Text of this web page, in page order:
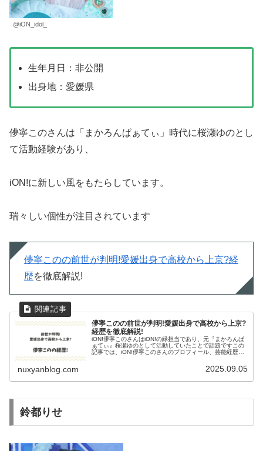
@iON_idol_
生年月日：非公開
出身地：愛媛県
儚寧このさんは「まかろんぱぁてぃ」時代に桜瀬ゆのとし
て活動経験があり、
iON!に新しい風をもたらしています。
瑞々しい個性が注目されています
儚寧このの前世が判明!愛媛出身で高校から上京?経
歴を徹底解説!
儚寧このの前世が判明!愛媛出身で高校から上京?
経歴を徹底解説!
iON!儚寧このさんはiON!の緑担当であり、元『まかろんぱ
ぁてぃ』桜瀬ゆのとして活動していたことで話題ですこの
記事では、iON!儚寧このさんのプロフィール、芸能経歴や
nuxyanblog.com 2025.09.05
鈴都りせ